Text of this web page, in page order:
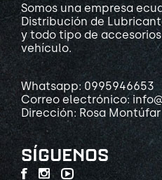
Somos una empresa
Distribución de
y todo tipo de
vehículo.
Whatsapp: 0995946653
Correo electrónico:
Dirección: Rosa
SÍGUENOS